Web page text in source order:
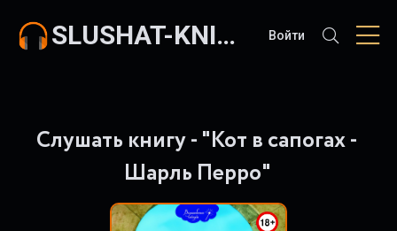
SLUSHAT-KNIGI.COM Войти
Слушать книгу - "Кот в сапогах -
Шарль Перро"